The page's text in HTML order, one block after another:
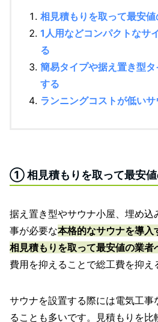
相見積もりを取って最安
1人用などコンパクトなサ
る
簡易タイプや据え置き型
する
ランニングコストが低い
① 相見積もりを取って最安値
据え置き型やサウナ小屋、埋め込
事が必要な本格的なサウナを導入
相見積もりを取って最安値の業者
費用を抑えることで総工費を抑え
サウナを設置する際には電気工事
ることも多いです。見積もりを